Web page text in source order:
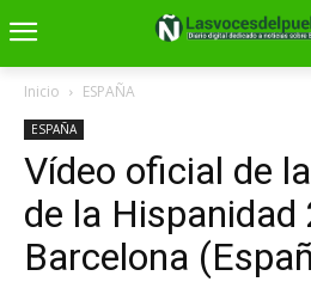
Inicio ESPAÑA
ESPAÑA
Vídeo oficial de
de la Hispanidad
Barcelona